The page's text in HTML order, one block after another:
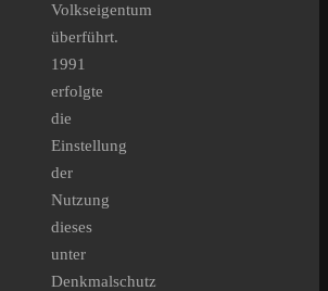
Volkseigentum
überführt.
1991
erfolgte
die
Einstellung
der
Nutzung
dieses
unter
Denkmalschutz